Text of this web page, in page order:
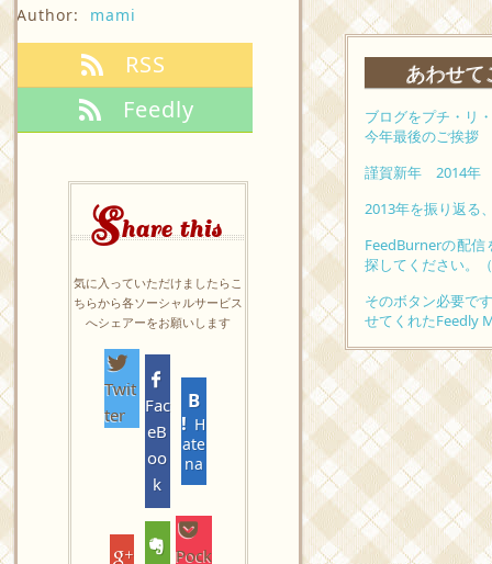
Author:
mami
RSS
Feedly
Share this
気に入っていただけましたらこ
ちらから各ソーシャルサービス
へシェアーをお願いします
Twit
ter
Fac
eB
oo
k
H
ate
na
Pock
あわせて
ブログをプチ・リ
今年最後のご挨拶
謹賀新年 2014年
2013年を振り返る
FeedBurnerの配
探してください。
そのボタン必要で
せてくれたFeedly